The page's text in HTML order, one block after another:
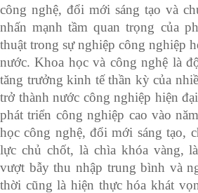
công nghệ, đổi mới sáng tạo và
nhấn mạnh tầm quan trọng của
thuật trong sự nghiệp công nghiệp
nước. Khoa học và công nghệ là
tăng trưởng kinh tế thần kỳ của
trở thành nước công nghiệp hiện
phát triển công nghiệp cao vào
học công nghệ, đổi mới sáng tạo,
lực chủ chốt, là chìa khóa vàng,
vượt bẫy thu nhập trung bình và
thời cũng là hiện thực hóa khát